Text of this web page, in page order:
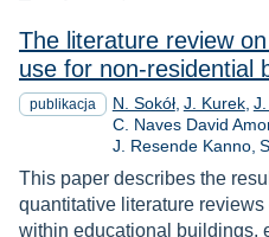
The literature review
use for non-residential
publikacja N. Sokół J. Kurek
C. Naves David
J. Resende Kanno
This paper describes the
quantitative literature
within educational buildings,